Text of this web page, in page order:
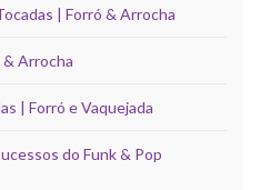
| Forró & Arrocha
& Arrocha
| Forró e Vaquejada
do Funk & Pop